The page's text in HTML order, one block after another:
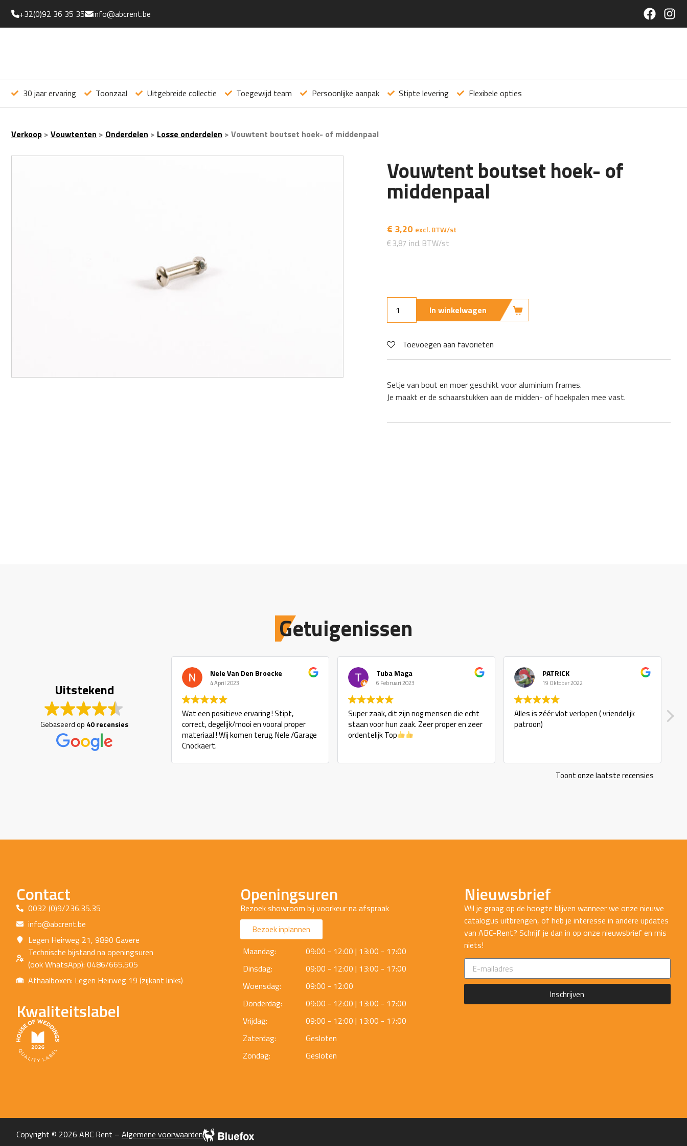
+32(0)92 36 35 35 info@abcrent.be
30 jaar ervaring Toonzaal Uitgebreide collectie Toegewijd team Persoonlijke aanpak Stipte levering Flexibele opties
Verkoop > Vouwtenten > Onderdelen > Losse onderdelen > Vouwtent boutset hoek- of middenpaal
Vouwtent boutset hoek- of
middenpaal
€ 3,20
€ 3,87
In winkelwagen
Toevoegen aan favorieten
Setje van bout en moer geschikt voor aluminium frames.
Je maakt er de schaarstukken aan de midden- of hoekpalen mee vast.
Getuigenissen
Uitstekend
Gebaseerd op 40 recensies
Nele Van Den Broecke
4 April 2023
Wat een positieve ervaring ! Stipt,
correct, degelijk/mooi en vooral proper
materiaal ! Wij komen terug. Nele /Garage
Cnockaert.
Tuba Maga
6 Februari 2023
Super zaak, dit zijn nog mensen die echt
staan voor hun zaak. Zeer proper en zeer
ordentelijk Top
PATRICK
19 Oktober 2022
Alles is zéér vlot verlopen ( vriendelijk
patroon)
Toont onze laatste recensies
Contact
0032 (0)9/236.35.35
info@abcrent.be
Legen Heirweg 21, 9890 Gavere
Technische bijstand na openingsuren
(ook WhatsApp): 0486/665.505
Afhaalboxen: Legen Heirweg 19 (zijkant links)
Kwaliteitslabel
Openingsuren
Bezoek showroom bij voorkeur na afspraak
Bezoek inplannen
Maandag:
09:00 - 12:00 | 13:00 - 17:00
Dinsdag:
09:00 - 12:00 | 13:00 - 17:00
Woensdag:
09:00 - 12:00
Donderdag:
09:00 - 12:00 | 13:00 - 17:00
Vrijdag:
09:00 - 12:00 | 13:00 - 17:00
Zaterdag:
Gesloten
Zondag:
Gesloten
Nieuwsbrief
Wil je graag op de hoogte blijven wanneer we onze nieuwe
catalogus uitbrengen, of heb je interesse in andere updates
van ABC-Rent? Schrijf je dan in op onze nieuwsbrief en mis
niets!
Inschrijven
Copyright © 2026 ABC Rent – Algemene voorwaarden